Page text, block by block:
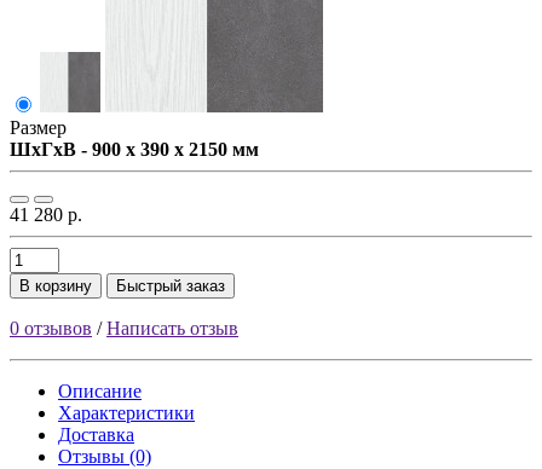
Размер
ШxГxВ - 900 x 390 x 2150 мм
41 280 р.
В корзину Быстрый заказ
0 отзывов /Написать отзыв
Описание
Характеристики
Доставка
Отзывы (0)